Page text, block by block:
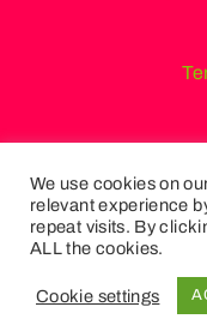
We use cookies on
relevant experience
repeat visits. By
ALL the cookies.
Cookie settings
Inglés
Alemán